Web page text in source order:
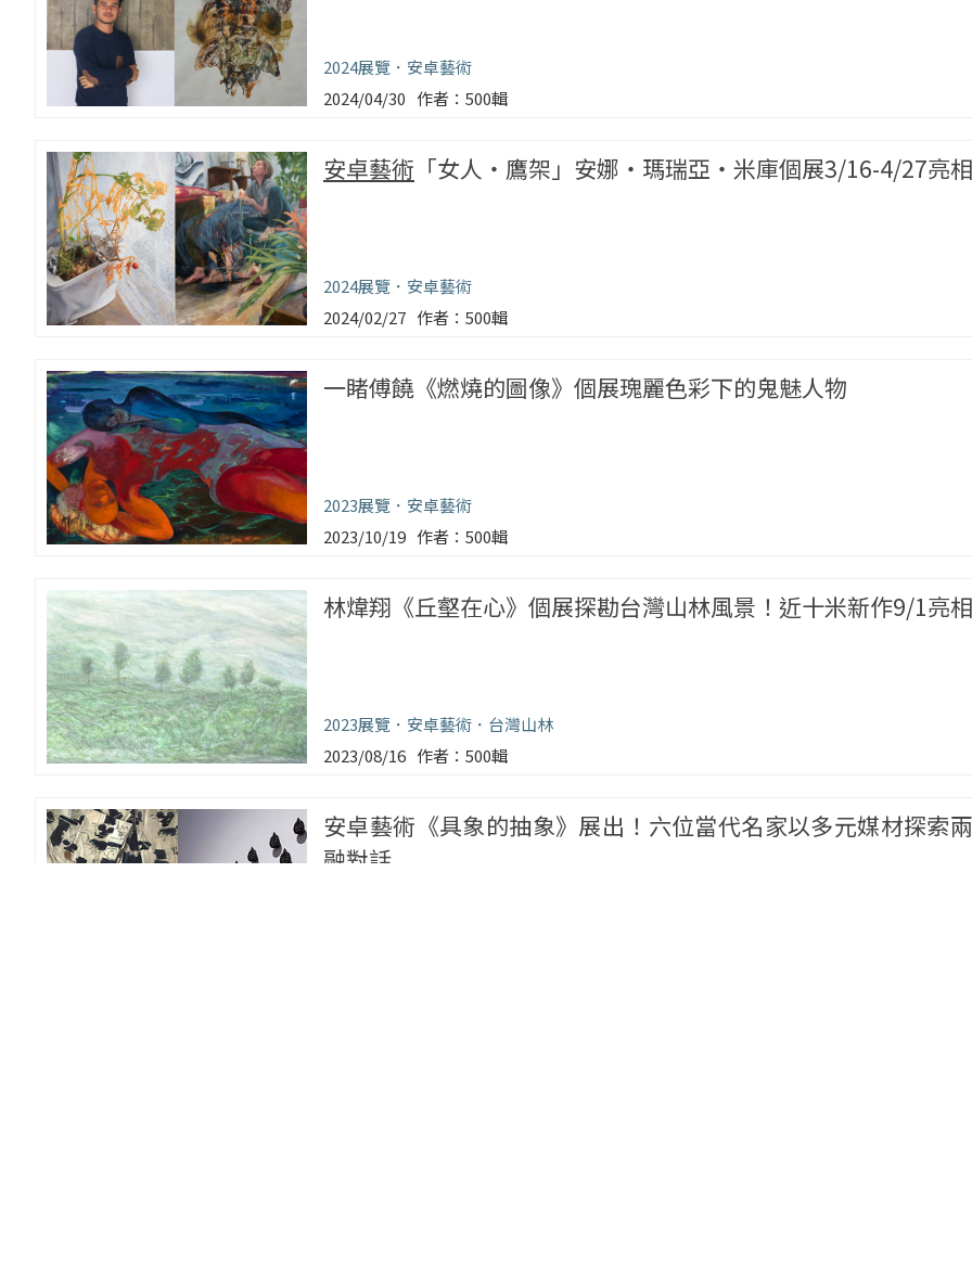
2024展覽
安卓藝術
2024/04/30
500輯
安卓藝術 「女人‧鷹架」安娜‧瑪瑞亞‧米庫個展3/16-4/27亮相
2024展覽
安卓藝術
2024/02/27
500輯
一睹傅饒《燃燒的圖像》個展瑰麗色彩下的鬼魅人物
2023展覽
安卓藝術
2023/10/19
500輯
林煒翔《丘壑在心》個展探勘台灣山林風景！近十米新作9/1亮相
2023展覽 安卓藝術
台灣山林
2023/08/16
500輯
安卓藝術《具象的抽象》展出！六位當代名家以多元媒材探索
融對話